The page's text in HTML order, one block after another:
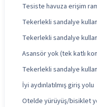
Tesiste havuza erişim
Tekerlekli sandalye
Tekerlekli sandalye
Asansör yok (tek katlı
Tekerlekli sandalye
İyi aydınlatılmış giriş yolu
Otelde yürüyüş/bisiklet